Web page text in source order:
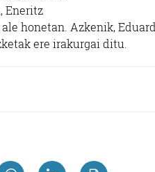
Eneritz
honetan. Azkenik,
ere irakurgai ditu.